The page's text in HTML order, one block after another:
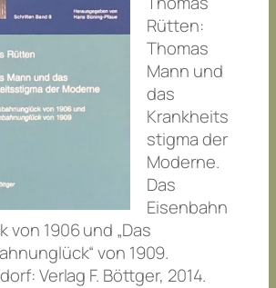
Rütten:
Thomas
Mann und
das
Krankheits
stigma der
Moderne.
Das
Eisenbahn
von 1906 und „Das
von 1909.
Verlag F. Böttger, 2014.